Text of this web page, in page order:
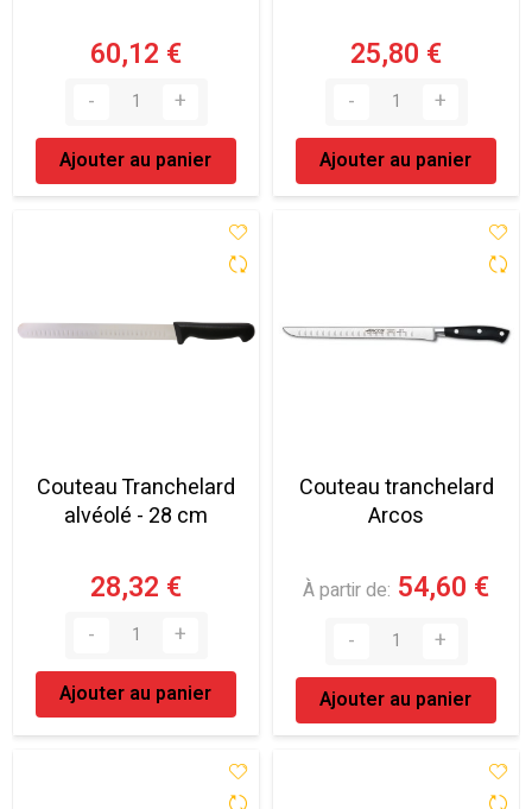
60,12 €
Ajouter au panier
25,80 €
Ajouter au panier
Couteau Tranchelard
alvéolé - 28 cm
28,32 €
Ajouter au panier
Couteau tranchelard
Arcos
À partir de 54,60 €
Ajouter au panier